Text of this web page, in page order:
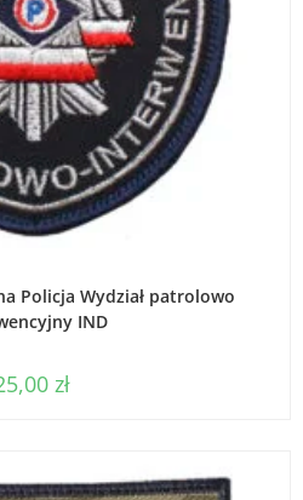
Policja Wydział patrolowo
IND
zł